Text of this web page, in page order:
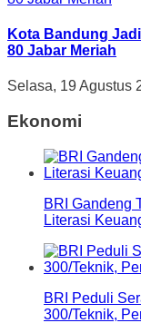
Kota Bandung
80 Jabar Meriah
Selasa, 19 Agustus
Ekonomi
BRI Gandeng
Literasi
BRI Peduli
300/Teknik,